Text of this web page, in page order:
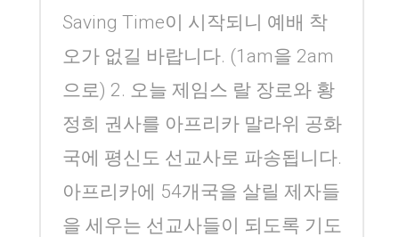
Saving Time이 시작되니 예배 착
오가 없길 바랍니다. (1am을 2am
으로) 2. 오늘 제임스 랄 장로와 황
정희 권사를 아프리카 말라위 공화
국에 평신도 선교사로 파송됩니다.
아프리카에 54개국을 살릴 제자들
을 세우는 선교사들이 되도록 기도